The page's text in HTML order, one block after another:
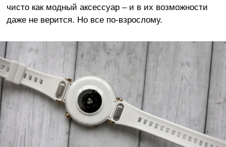
чисто как модный аксессуар – и в их возможности
даже не верится. Но все по-взрослому.